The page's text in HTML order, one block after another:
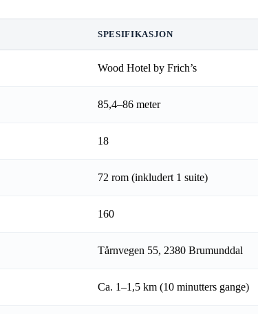
SPESIFIKASJON
Wood Hotel by Frich’s
85,4–86 meter
18
72 rom (inkludert 1 suite)
160
Tårnvegen 55, 2380 Brumunddal
Ca. 1–1,5 km (10 minutters gange)